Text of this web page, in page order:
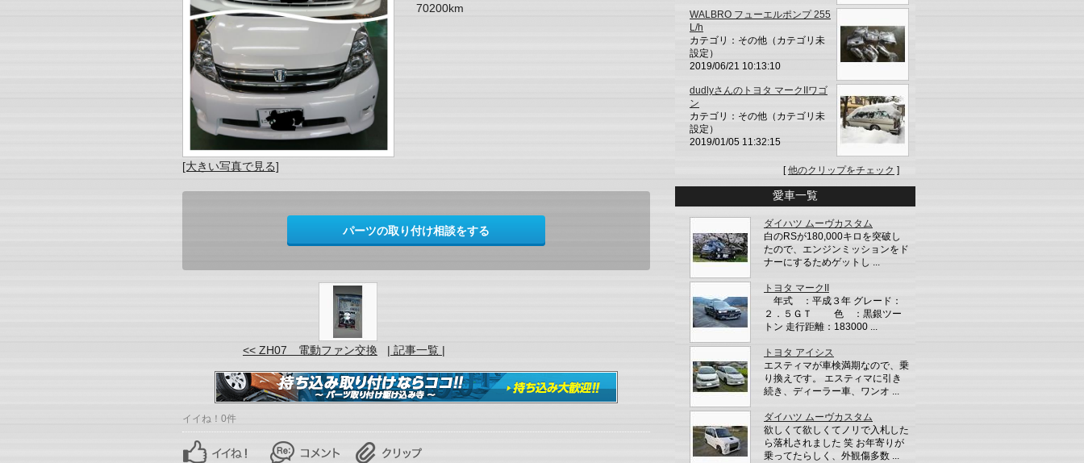
[大きい写真で見る]
70200km
パーツの取り付け相談をする
<< ZH07 電動ファン交換 | 記事一覧 |
イイね！0件
WALBRO フューエルポンプ 255
L/h
カテゴリ：その他（カテゴリ未
設定）
2019/06/21 10:13:10
dudlyさんのトヨタ マークIIワゴ
ン
カテゴリ：その他（カテゴリ未
設定）
2019/01/05 11:32:15
[他のクリップをチェック ]
愛車一覧
ダイハツ ムーヴカスタム
白のRSが180,000キロを突破し
たので、エンジンミッションをド
ナーにするためゲットし ...
トヨタ マークII
年式 ：平成３年 グレード：
２．５ＧＴ 色 ：黒銀ツー
トン 走行距離：183000 ...
トヨタ アイシス
エスティマが車検満期なので、乗
り換えです。 エスティマに引き
続き、ディーラー車、ワンオ ...
ダイハツ ムーヴカスタム
欲しくて欲しくてノリで入札した
ら落札されました 笑 お年寄りが
乗ってたらしく、外観傷多数 ...